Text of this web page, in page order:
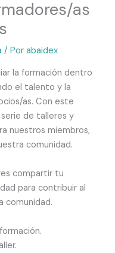
as
/ Porabaidex
la formación dentro
el talento y la
as. Con este
de talleres y
nuestros miembros,
comunidad.
compartir tu
para contribuir al
comunidad.